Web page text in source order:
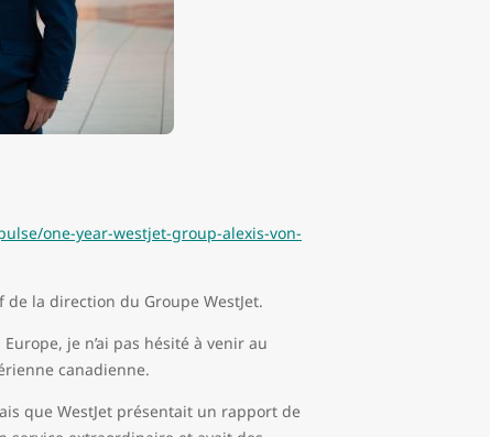
one-year-westjet-group-alexis-von-
la direction du Groupe WestJet.
je n’ai pas hésité à venir au
canadienne.
que WestJet présentait un rapport de